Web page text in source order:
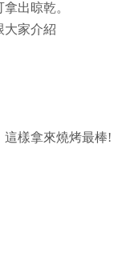
出晾乾。
大家介紹
這樣拿來燒烤最棒!